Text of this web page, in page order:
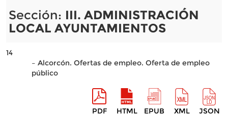
Sección: III. ADMINISTRACIÓN
LOCAL AYUNTAMIENTOS
14
– Alcorcón. Ofertas de empleo. Oferta de empleo
público
PDF HTML EPUB XML JSON